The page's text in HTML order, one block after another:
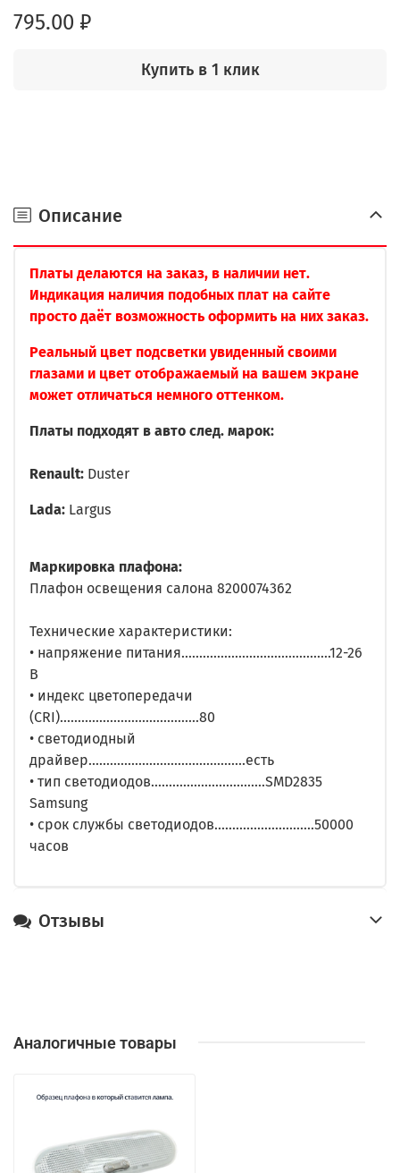
795.00 ₽
Купить в 1 клик
Описание
Платы делаются на заказ, в наличии нет.
Индикация наличия подобных плат на сайте
просто даёт возможность оформить на них заказ.
Реальный цвет подсветки увиденный своими
глазами и цвет отображаемый на вашем экране
может отличаться немного оттенком.
Платы подходят в авто след. марок:
Renault: Duster
Lada: Largus
Маркировка плафона:
Плафон освещения салона 8200074362
Технические характеристики:
• напряжение питания..........................................12-26
В
• индекс цветопередачи
(CRI).......................................80
• светодиодный
драйвер............................................есть
• тип светодиодов................................SMD2835
Samsung
• срок службы светодиодов............................50000
часов
Отзывы
Аналогичные товары